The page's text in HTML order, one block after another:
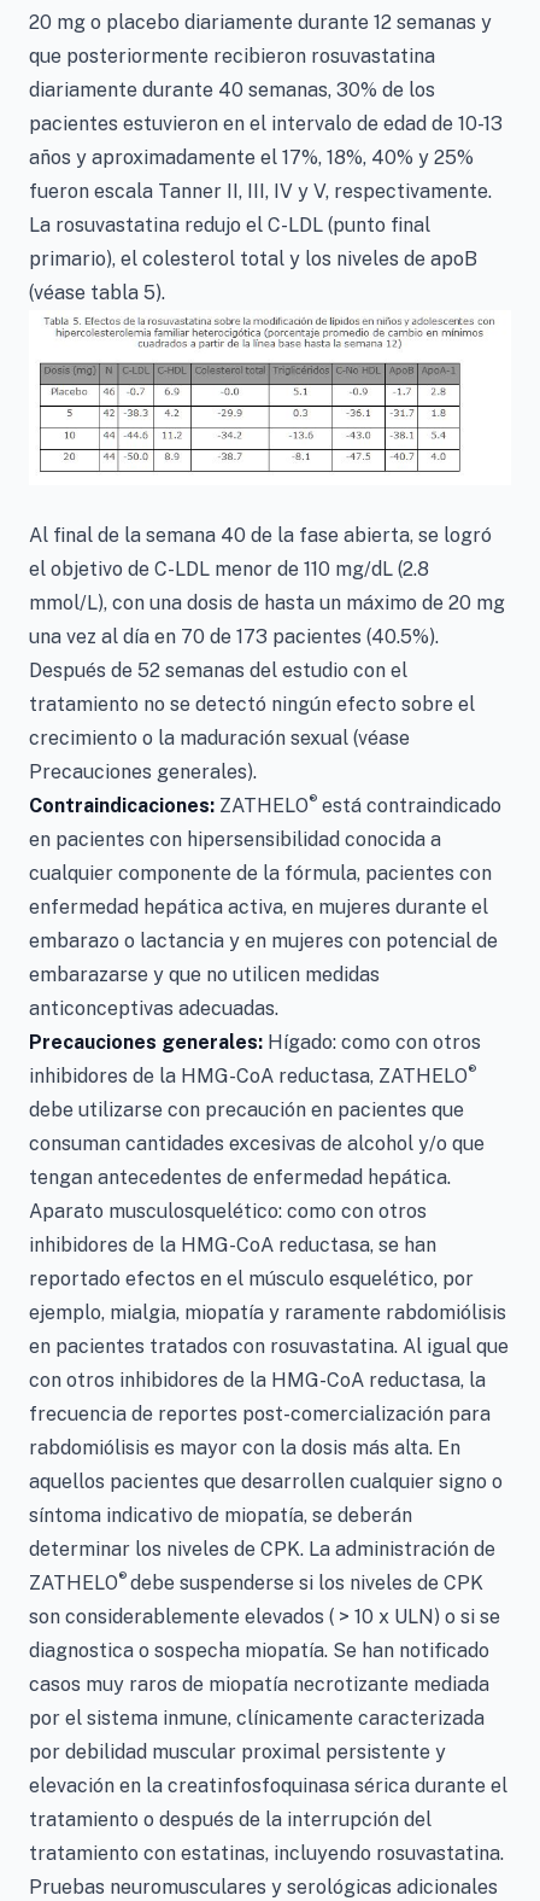
20 mg o placebo diariamente durante 12 semanas y
que posteriormente recibieron rosuvastatina
diariamente durante 40 semanas, 30% de los
pacientes estuvieron en el intervalo de edad de 10-13
años y aproximadamente el 17%, 18%, 40% y 25%
fueron escala Tanner II, III, IV y V, respectivamente.
La rosuvastatina redujo el C-LDL (punto final
primario), el colesterol total y los niveles de apoB
(véase tabla 5).
Al final de la semana 40 de la fase abierta, se logró
el objetivo de C-LDL menor de 110 mg/dL (2.8
mmol/L), con una dosis de hasta un máximo de 20 mg
una vez al día en 70 de 173 pacientes (40.5%).
Después de 52 semanas del estudio con el
tratamiento no se detectó ningún efecto sobre el
crecimiento o la maduración sexual (véase
Precauciones generales).
Contraindicaciones: ZATHELO® está contraindicado
en pacientes con hipersensibilidad conocida a
cualquier componente de la fórmula, pacientes con
enfermedad hepática activa, en mujeres durante el
embarazo o lactancia y en mujeres con potencial de
embarazarse y que no utilicen medidas
anticonceptivas adecuadas.
Precauciones generales: Hígado: como con otros
inhibidores de la HMG-CoA reductasa, ZATHELO®
debe utilizarse con precaución en pacientes que
consuman cantidades excesivas de alcohol y/o que
tengan antecedentes de enfermedad hepática.
Aparato musculosquelético: como con otros
inhibidores de la HMG-CoA reductasa, se han
reportado efectos en el músculo esquelético, por
ejemplo, mialgia, miopatía y raramente rabdomiólisis
en pacientes tratados con rosuvastatina. Al igual que
con otros inhibidores de la HMG-CoA reductasa, la
frecuencia de reportes post-comercialización para
rabdomiólisis es mayor con la dosis más alta. En
aquellos pacientes que desarrollen cualquier signo o
síntoma indicativo de miopatía, se deberán
determinar los niveles de CPK. La administración de
ZATHELO® debe suspenderse si los niveles de CPK
son considerablemente elevados ( > 10 x ULN) o si se
diagnostica o sospecha miopatía. Se han notificado
casos muy raros de miopatía necrotizante mediada
por el sistema inmune, clínicamente caracterizada
por debilidad muscular proximal persistente y
elevación en la creatinfosfoquinasa sérica durante el
tratamiento o después de la interrupción del
tratamiento con estatinas, incluyendo rosuvastatina.
Pruebas neuromusculares y serológicas adicionales